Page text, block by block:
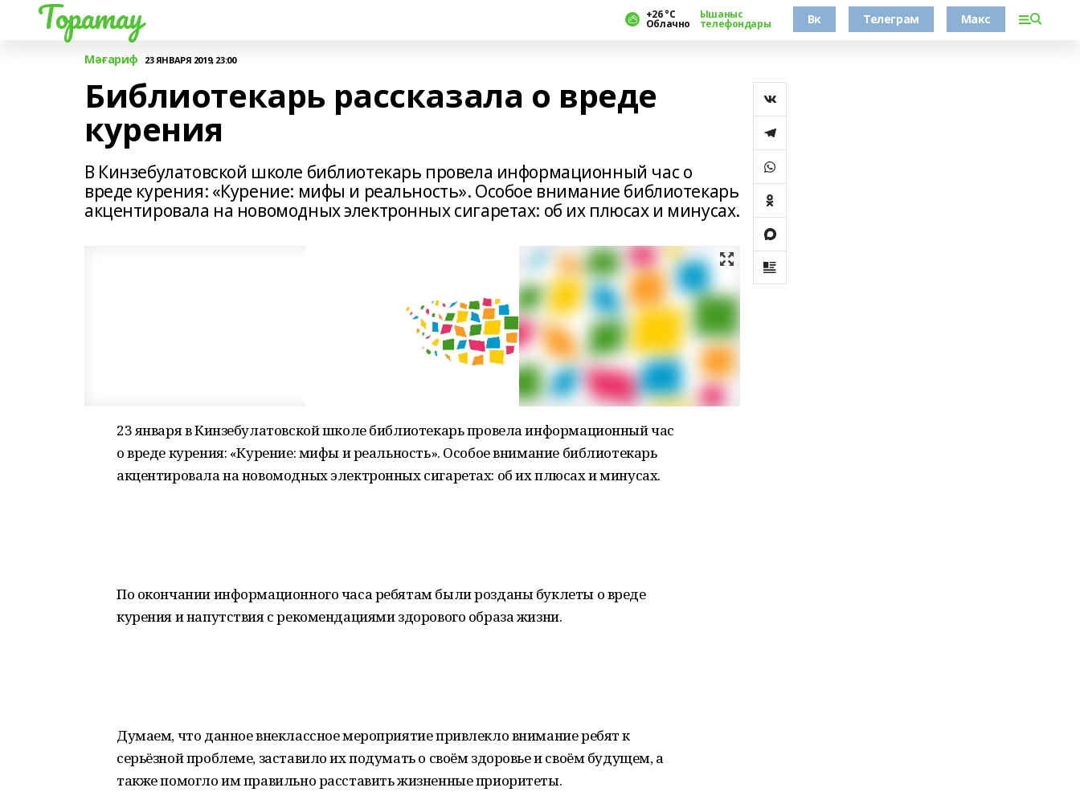
Торатау +26 °С
Облачно
Ышаныс
телефондары Вк Телеграм Макс
Мәғариф 23 ЯНВАРЯ 2019, 23:00
Библиотекарь рассказала о вреде
курения
В Кинзебулатовской школе библиотекарь провела информационный час о
вреде курения: «Курение: мифы и реальность». Особое внимание библиотекарь
акцентировала на новомодных электронных сигаретах: об их плюсах и минусах.
23 января в Кинзебулатовской школе библиотекарь провела информационный час
о вреде курения: «Курение: мифы и реальность». Особое внимание библиотекарь
акцентировала на новомодных электронных сигаретах: об их плюсах и минусах.
По окончании информационного часа ребятам были розданы буклеты о вреде
курения и напутствия с рекомендациями здорового образа жизни.
Думаем, что данное внеклассное мероприятие привлекло внимание ребят к
серьёзной проблеме, заставило их подумать о своём здоровье и своём будущем, а
также помогло им правильно расставить жизненные приоритеты.